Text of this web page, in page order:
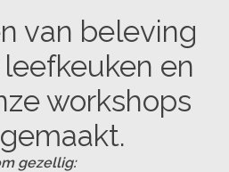
van beleving
en
workshops
gezellig: